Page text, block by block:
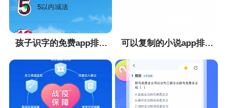
孩子识字的免费app排行榜 可以复制的小说app排行榜